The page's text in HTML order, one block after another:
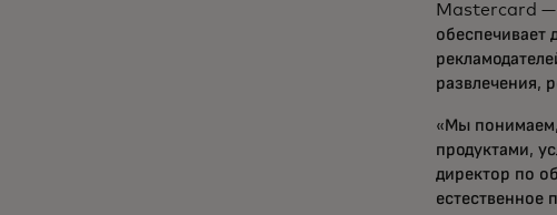
Mastercard —
обеспечивает
развлечения,
«Мы понимаем,
продуктами,
директор по
естественное